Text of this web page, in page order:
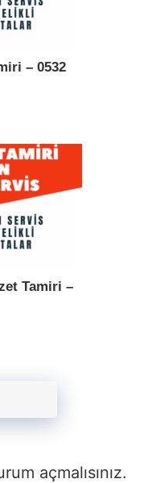
– 0532
Tamiri –
açmalısınız.